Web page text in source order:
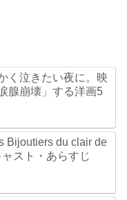
く泣きたい夜に。映
腺崩壊」する洋画5
Bijoutiers du clair de
スト・あらすじ